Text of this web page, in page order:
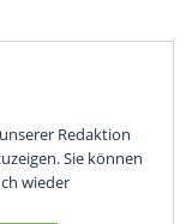
Redaktion
Sie können
wieder